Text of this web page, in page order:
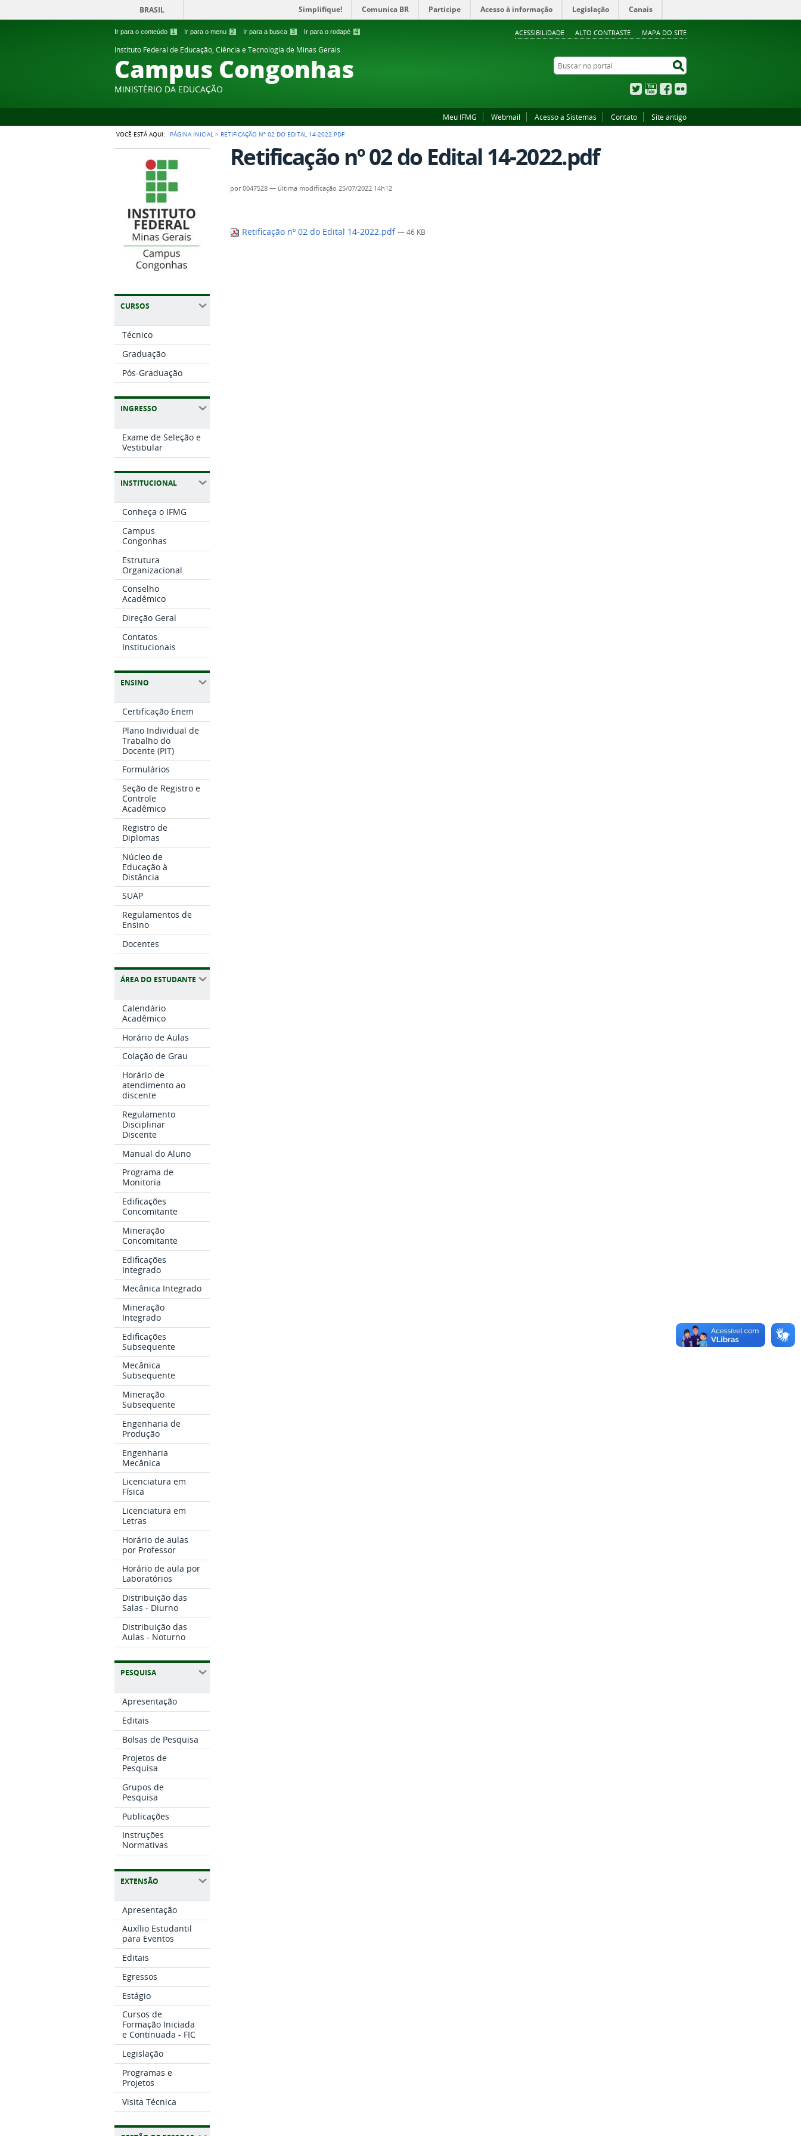
Ir para o conteúdo 1 Ir para o menu 2 Ir para a busca 3 Ir para o rodapé 4 ACESSIBILIDADE ALTO CONTRASTE MAPA DO SITE
BRASIL Simplifique! Comunica BR Participe Acesso à informação Legislação Canais
Instituto Federal de Educação, Ciência e Tecnologia de Minas Gerais
Campus Congonhas
MINISTÉRIO DA EDUCAÇÃO
Buscar no portal
TwitterYouTubeFacebook
Meu IFMG Webmail Acesso a Sistemas Contato Site antigo
VOCÊ ESTÁ AQUI: PÁGINA INICIAL > RETIFICAÇÃO Nº 02 DO EDITAL 14-2022.PDF
CURSOS
Técnico
Graduação
Pós-Graduação
INGRESSO
Exame de Seleção e
Vestibular
INSTITUCIONAL
Conheça o IFMG
Campus
Congonhas
Estrutura
Organizacional
Conselho
Acadêmico
Direção Geral
Contatos
Institucionais
ENSINO
Certificação Enem
Plano Individual de
Trabalho do
Docente (PIT)
Formulários
Seção de Registro e
Controle
Acadêmico
Registro de
Diplomas
Núcleo de
Educação à
Distância
SUAP
Regulamentos de
Ensino
Docentes
ÁREA DO ESTUDANTE
Calendário
Acadêmico
Horário de Aulas
Colação de Grau
Horário de
atendimento ao
discente
Regulamento
Disciplinar
Discente
Manual do Aluno
Programa de
Monitoria
Edificações
Concomitante
Mineração
Concomitante
Edificações
Integrado
Mecânica Integrado
Mineração
Integrado
Edificações
Subsequente
Mecânica
Subsequente
Mineração
Subsequente
Engenharia de
Produção
Engenharia
Mecânica
Licenciatura em
Física
Licenciatura em
Letras
Horário de aulas
por Professor
Horário de aula por
Laboratórios
Distribuição das
Salas - Diurno
Distribuição das
Aulas - Noturno
PESQUISA
Apresentação
Editais
Bolsas de Pesquisa
Projetos de
Pesquisa
Grupos de
Pesquisa
Publicações
Instruções
Normativas
EXTENSÃO
Apresentação
Auxílio Estudantil
para Eventos
Editais
Egressos
Estágio
Cursos de
Formação Iniciada
e Continuada - FIC
Legislação
Programas e
Projetos
Visita Técnica
Retificação nº 02 do Edital 14-2022.pdf
por0047528 — última modificação 25/07/2022 14h12
Retificação nº 02 do Edital 14-2022.pdf— 46 KB